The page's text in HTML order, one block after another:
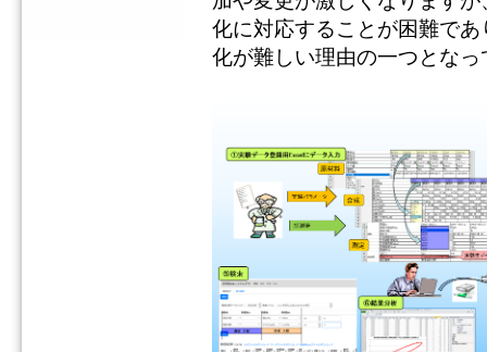
化に対応することが困難で
化が難しい理由の一つとな